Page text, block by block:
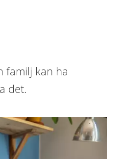
familj kan ha
det.